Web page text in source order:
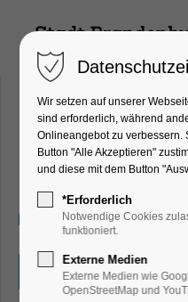
"Auftakt des
Ausstellung, Führung
27.03.2026,
Eintritt frei
Wir setzen auf unserer
sind erforderlich, während
Onlineangebot zu
Button "Alle Akzeptieren"
und diese mit dem Button
*Erforderlich
Notwendige Cookies
funktioniert.
Externe Medien
Externe Medien wie
OpenStreetMap und